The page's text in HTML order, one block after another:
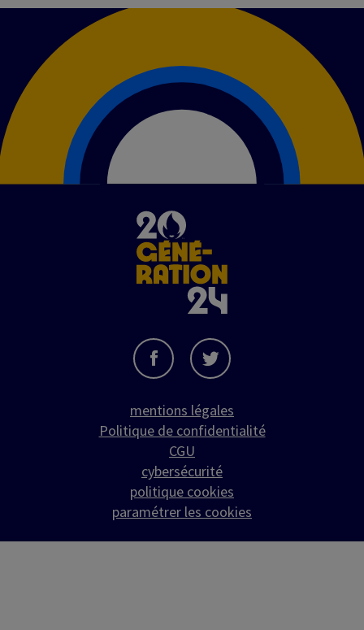
mentions légales
Politique de confidentialité
CGU
cybersécurité
politique cookies
paramétrer les cookies